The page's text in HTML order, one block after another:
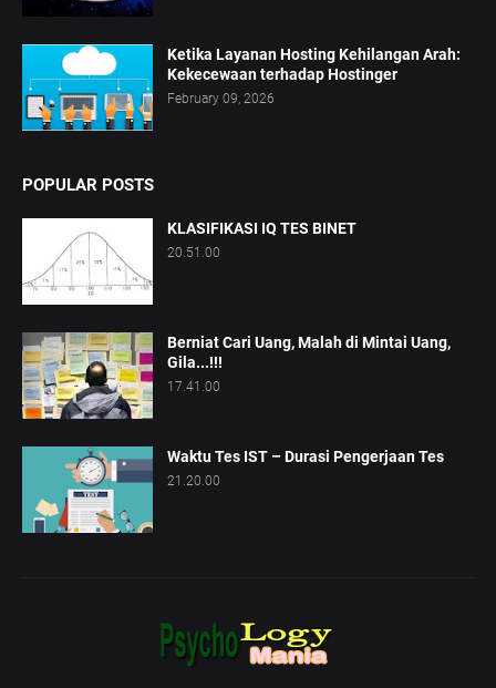
Ketika Layanan Hosting Kehilangan Arah:
Kekecewaan terhadap Hostinger
February 09, 2026
POPULAR POSTS
KLASIFIKASI IQ TES BINET
20.51.00
Berniat Cari Uang, Malah di Mintai Uang,
Gila...!!!
17.41.00
Waktu Tes IST – Durasi Pengerjaan Tes
21.20.00